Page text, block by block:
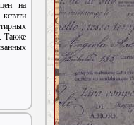
на
Также